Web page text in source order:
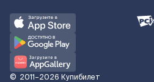
© 2011–2026 Купибилет